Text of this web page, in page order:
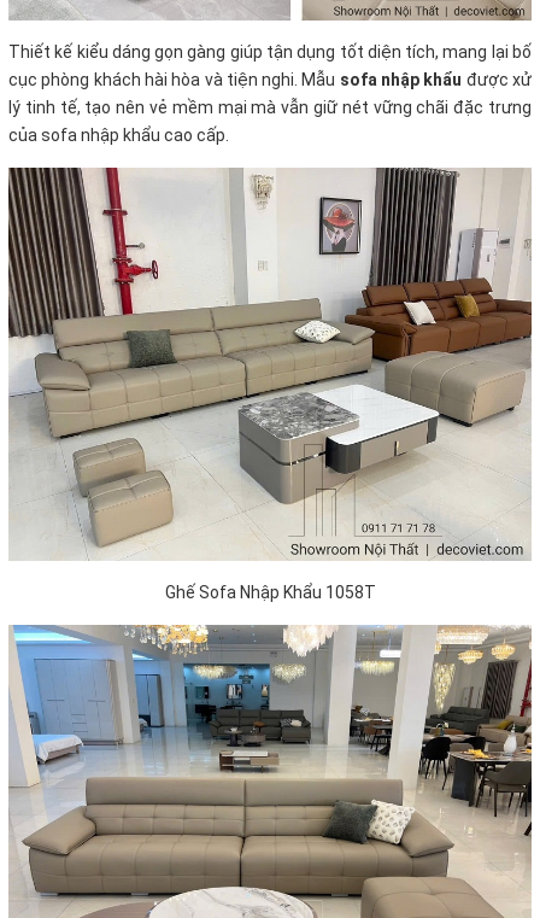
Thiết kế kiểu dáng gọn gàng giúp tận dụng tốt diện tích, mang lại bố
cục phòng khách hài hòa và tiện nghi. Mẫu sofa nhập khẩu được xử
lý tinh tế, tạo nên vẻ mềm mại mà vẫn giữ nét vững chãi đặc trưng
của sofa nhập khẩu cao cấp.
Ghế Sofa Nhập Khẩu 1058T